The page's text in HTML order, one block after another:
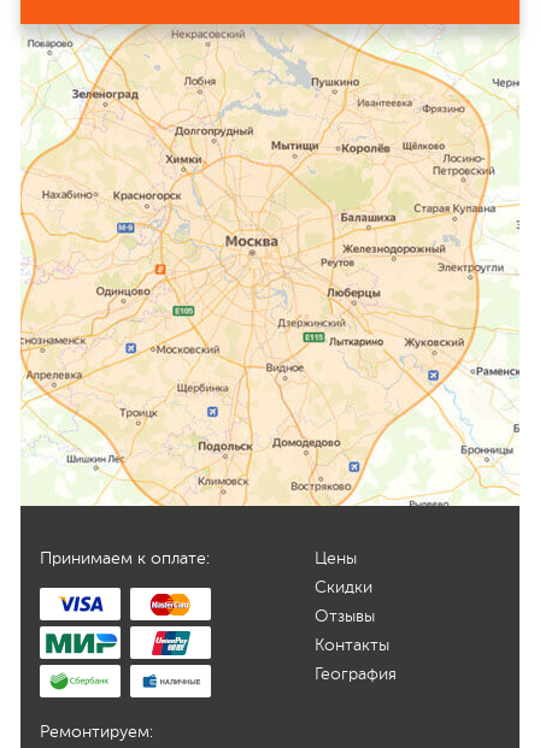
Принимаем к оплате:
Цены
Скидки
Отзывы
Контакты
География
Ремонтируем: